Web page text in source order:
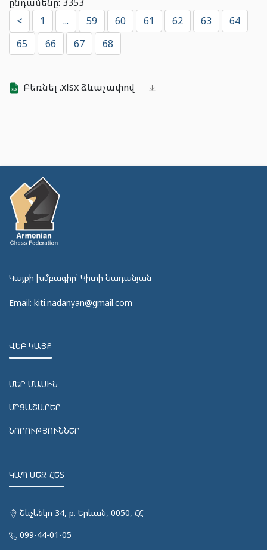
<
1 ... 59 60 61 62 63
64
65
66 67 68
Բեռնել .xlsx ձևաչափով
Կայքի խմբագիր՝ Կիտի Նադանյան
Email: kiti.nadanyan@gmail.com
ՎԵԲ ԿԱՅՔ
ՄԵՐ ՄԱՍԻՆ
ՄՐՑԱՇԱՐԵՐ
ՆՈՐՈՒԹՅՈՒՆՆԵՐ
ԿԱՊ ՄԵԶ ՀԵՏ
Շևչենկո 34, ք. Երևան, 0050, ՀՀ
099-44-01-05